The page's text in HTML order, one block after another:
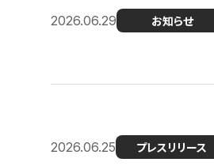
2026.06.29 お知らせ
2026.06.25 プレスリリース